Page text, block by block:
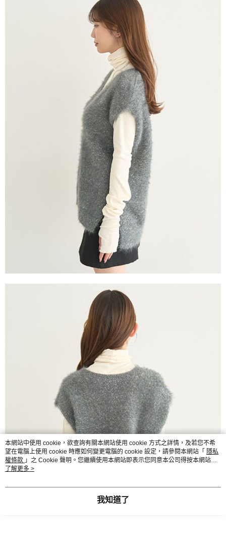
本網站中使用 cookie，欲查詢有關本網站使用 cookie 方式之詳情，及若您不希
望在電腦上使用 cookie 時應如何變更電腦的 cookie 設定，請參閱本網站「 隱私
權條款 」之 Cookie 聲明。您繼續使用本網站即表示您同意本公司得按本網站使
用條款之 Cookie 聲明使用 cookie。
了解更多 >
我知道了